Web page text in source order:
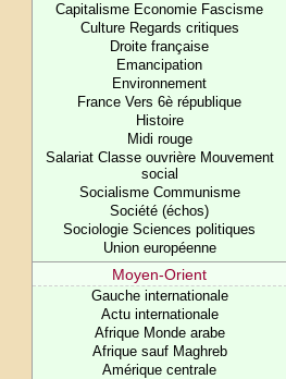
Capitalisme Economie Fascisme
Culture Regards critiques
Droite française
Emancipation
Environnement
France Vers 6è république
Histoire
Midi rouge
Salariat Classe ouvrière Mouvement
social
Socialisme Communisme
Société (échos)
Sociologie Sciences politiques
Union européenne
Moyen-Orient
Gauche internationale
Actu internationale
Afrique Monde arabe
Afrique sauf Maghreb
Amérique centrale